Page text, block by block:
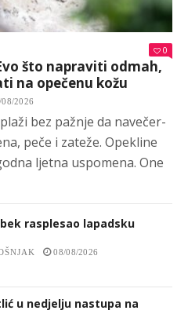
0
što napraviti odmah,
na opečenu kožu
2026
bez pažnje da navečer-
peče i zateže. Opekline
ljetna uspomena. One
rasplesao lapadsku
08/08/2026
u nedjelju nastupa na